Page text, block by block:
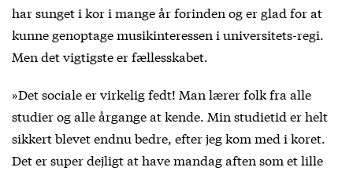
har sunget i kor i mange år forinden og er glad for at
kunne genoptage musikinteressen i universitets-regi.
Men det vigtigste er fællesskabet.
»Det sociale er virkelig fedt! Man lærer folk fra alle
studier og alle årgange at kende. Min studietid er helt
sikkert blevet endnu bedre, efter jeg kom med i koret.
Det er super dejligt at have mandag aften som et lille